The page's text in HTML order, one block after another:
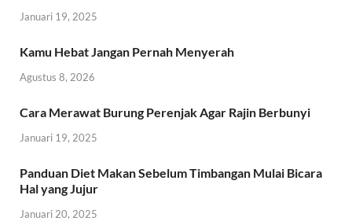
Januari 19, 2025
Kamu Hebat Jangan Pernah Menyerah
Agustus 8, 2026
Cara Merawat Burung Perenjak Agar Rajin Berbunyi
Januari 19, 2025
Panduan Diet Makan Sebelum Timbangan Mulai Bicara
Hal yang Jujur
Januari 20, 2025